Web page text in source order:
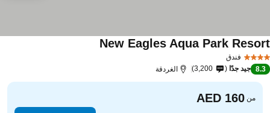
فندق
New Eagles Aqua Park
8.3 جيد جدًا 3,200 الغردقة
من